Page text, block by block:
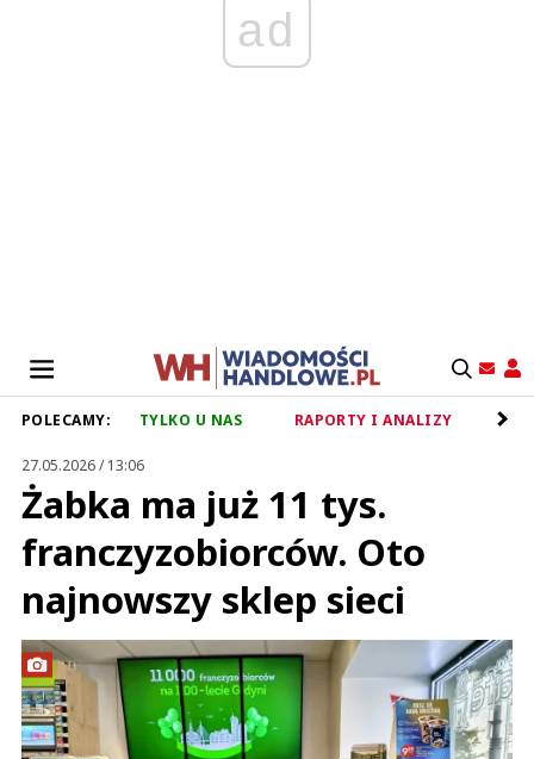
ad
POLECAMY: TYLKO U NAS RAPORTY I ANALIZY
27.05.2026 / 13:06
Żabka ma już 11 tys.
franczyzobiorców. Oto
najnowszy sklep sieci